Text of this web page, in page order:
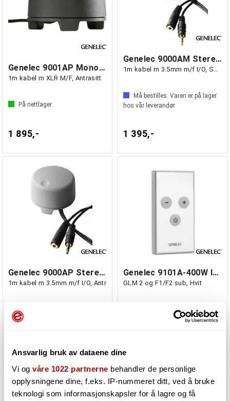
Ansvarlig bruk av dataene dine
Vi og våre 1022 partnerne behandler de personlige
opplysningene dine, f.eks. IP-nummeret ditt, ved å bruke
teknologi som informasjonskapsler for å lagre og få
Genelec 9001AP Mono Volum Kontrol
1m kabel m XLR M/F, Antrasitt
På nettlager
1 895,-
Genelec 9000AM Stereo Volum Kontrol,
1m kabel m 3.5mm m/f I/O, Sort
Må bestilles. Varen er på lager
hos vår leverandør
1 395,-
Genelec 9000AP Stereo Volum Kontrol,
1m kabel m 3.5mm m/f I/O, Antr
Må bestilles. Varen er på lager
hos vår leverandør
1 395,-
Genelec 9101A-400W IR Volum Control for
GLM 2 og F1/F2 sub, Hvit
Må bestilles. Varen er på lager
hos vår leverandør